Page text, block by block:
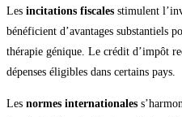
Les incitations fiscales stimulent
bénéficient d’avantages substantiels
thérapie génique. Le crédit d’impôt
dépenses éligibles dans certains pays.
Les normes internationales